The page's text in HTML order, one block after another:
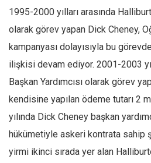
1995-2000 yılları arasında
olarak görev yapan Dick Cheney,
kampanyası dolayısıyla bu
ilişkisi devam ediyor. 2001-2003
Başkan Yardımcısı olarak görev
kendisine yapılan ödeme tutarı 2
yılında Dick Cheney başkan
hükümetiyle askeri kontrata sahip
yirmi ikinci sırada yer alan